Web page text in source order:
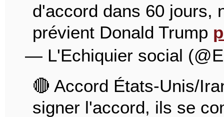
d'accord dans 60 jours,
prévient Donald Trump
— L'Echiquier social
🔴 Accord États-Unis/
signer l'accord, ils se